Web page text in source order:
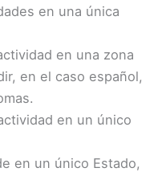
en una única
en una zona
en el caso español,
en un único
en un único Estado,